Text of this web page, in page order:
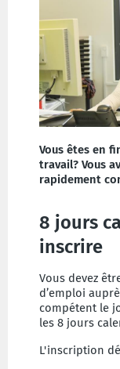
Vous êtes en
travail? Vous
rapidement
8 jours
inscrire
Vous devez
d’emploi
compétent le
les 8 jours
L'inscription